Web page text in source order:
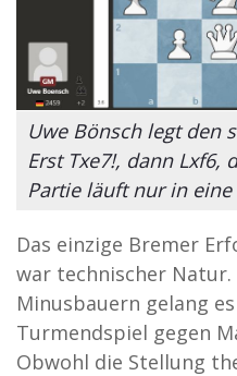
Uwe Bönsch legt den
Erst Txe7!, dann Lxf6,
Partie läuft nur in eine
Das einzige Bremer
war technischer
Minusbauern gelang
Turmendspiel gegen
Obwohl die Stellung